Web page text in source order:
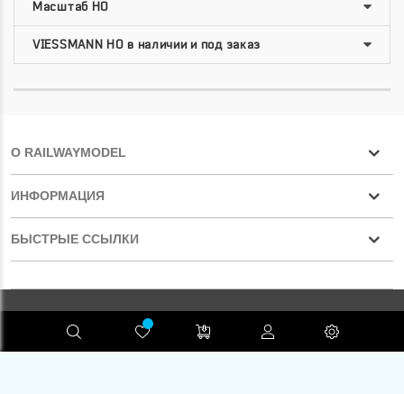
О RAILWAYMODEL
ИНФОРМАЦИЯ
БЫСТРЫЕ ССЫЛКИ
RAILWAYMODEL.COM ©2001-2026